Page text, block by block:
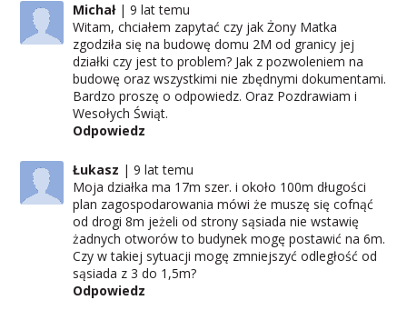
Michał
9 lat temu
Witam, chciałem zapytać czy jak Żony Matka
zgodziła się na budowę domu 2M od granicy jej
działki czy jest to problem? Jak z pozwoleniem na
budowę oraz wszystkimi nie zbędnymi dokumentami.
Bardzo proszę o odpowiedz. Oraz Pozdrawiam i
Wesołych Świąt.
Odpowiedz
Łukasz
9 lat temu
Moja działka ma 17m szer. i około 100m długości
plan zagospodarowania mówi że muszę się cofnąć
od drogi 8m jeżeli od strony sąsiada nie wstawię
żadnych otworów to budynek mogę postawić na 6m.
Czy w takiej sytuacji mogę zmniejszyć odległość od
sąsiada z 3 do 1,5m?
Odpowiedz